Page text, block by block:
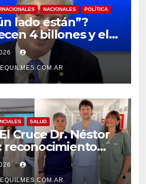
NACIONALES POLÍTICA
lado están”?
4 billones y el
del BCRA
con una risita
SALUD
Cruce Dr. Néstor
reconocimiento
a la calidad de